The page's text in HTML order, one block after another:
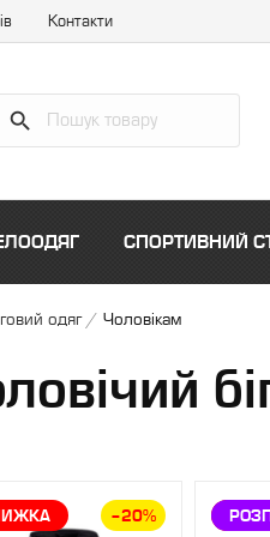
Контакти
СПОРТИВНИЙ
одяг / Чоловікам
–20%